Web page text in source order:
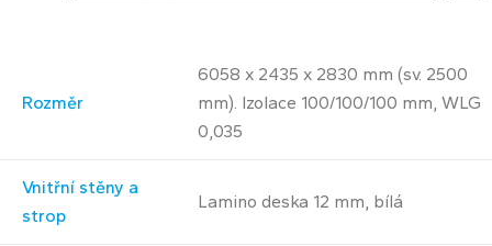
Rozměr
6058 x 2435 x 2830 mm (sv. 2500
mm). Izolace 100/100/100 mm, WLG
0,035
Vnitřní stěny a
strop
Lamino deska 12 mm, bílá